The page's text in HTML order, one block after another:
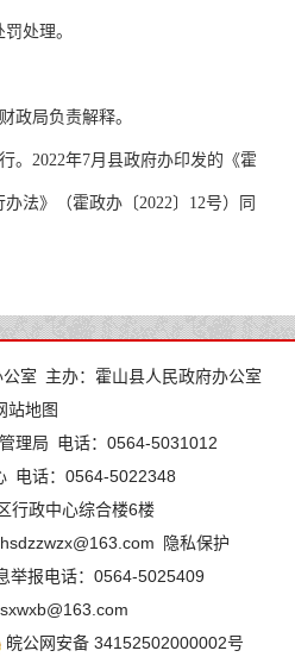
处理。
政局负责解释。
。2022年7月县政府办印发的《霍
法》（霍政办〔2022〕12号）同
室 主办：霍山县人民政府办公室
站地图
理局 电话：0564-5031012
电话：0564-5022348
行政中心综合楼6楼
隐私保护
举报电话：0564-5025409
皖公网安备 34152502000002号